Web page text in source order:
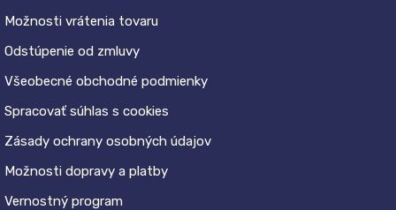
Možnosti vrátenia tovaru
Odstúpenie od zmluvy
Všeobecné obchodné podmienky
Spracovať súhlas s cookies
Zásady ochrany osobných údajov
Možnosti dopravy a platby
Vernostný program